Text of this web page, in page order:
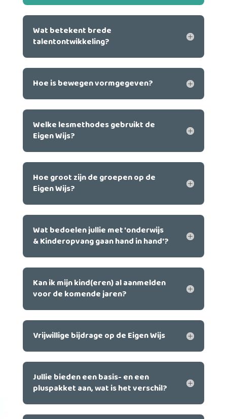
Wat betekent brede
talentontwikkeling?
Hoe is bewegen vormgegeven?
Welke lesmethodes gebruikt de
Eigen Wijs?
Hoe groot zijn de groepen op de
Eigen Wijs?
Wat bedoelen jullie met 'onderwijs
& Kinderopvang gaan hand in hand'?
Kan ik mijn kind(eren) al aanmelden
voor de komende jaren?
Vrijwillige bijdrage op de Eigen Wijs
Jullie bieden een basis- en een
pluspakket aan, wat is het verschil?